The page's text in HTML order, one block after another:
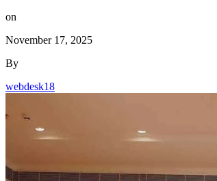
on
November 17, 2025
By
webdesk18